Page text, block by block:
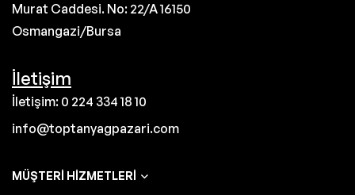
Murat Caddesi. No: 22/A 16150
Osmangazi/Bursa
İletişim
İletişim: 0 224 334 18 10
info@toptanyagpazari.com
MÜŞTERI HIZMETLERI